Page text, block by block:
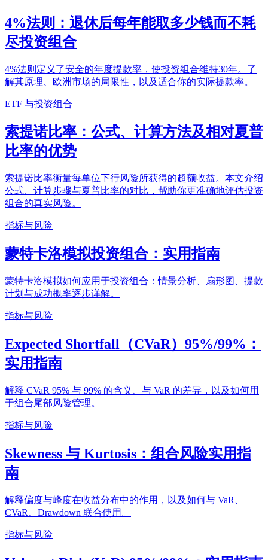
4%法则：退休后每年能取多少钱而不耗
尽投资组合
4%法则定义了安全的年度提款率，使投资组合维持30年。了
解其原理、欧洲市场的局限性，以及适合你的实际提款率。
ETF 与投资组合
索提诺比率：公式、计算方法及相对夏普
比率的优势
索提诺比率衡量每单位下行风险所获得的超额收益。本文介绍
公式、计算步骤与夏普比率的对比，帮助你更准确地评估投资
组合的真实风险。
指标与风险
蒙特卡洛模拟投资组合：实用指南
蒙特卡洛模拟如何应用于投资组合：情景分析、扇形图、提款
计划与成功概率逐步详解。
指标与风险
Expected Shortfall（CVaR）95%/99%：
实用指南
解释 CVaR 95% 与 99% 的含义、与 VaR 的差异，以及如何用
于组合尾部风险管理。
指标与风险
Skewness 与 Kurtosis：组合风险实用指
南
解释偏度与峰度在收益分布中的作用，以及如何与 VaR、
CVaR、Drawdown 联合使用。
指标与风险